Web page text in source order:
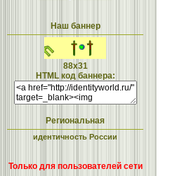
Наш баннер
88x31
HTML код баннера:
Региональная
идентичность России
Только для пользователей сети